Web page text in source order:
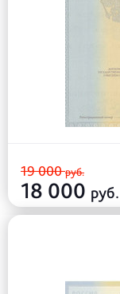
19 000руб.
18 000 руб.